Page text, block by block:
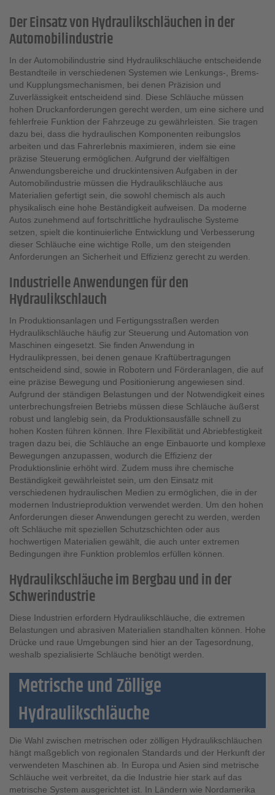
Der Einsatz von Hydraulikschläuchen in der
Automobilindustrie
In der Automobilindustrie sind Hydraulikschläuche entscheidende
Bestandteile in verschiedenen Systemen wie Lenkungs-, Brems-
und Kupplungsmechanismen, bei denen Präzision und
Zuverlässigkeit entscheidend sind. Diese Schläuche müssen
hohen Druckanforderungen gerecht werden, um eine sichere und
fehlerfreie Funktion der Fahrzeuge zu gewährleisten. Sie tragen
dazu bei, dass die hydraulischen Komponenten reibungslos
arbeiten und das Fahrerlebnis maximieren, indem sie eine
präzise Steuerung ermöglichen. Aufgrund der vielfältigen
Anwendungsbereiche und druckintensiven Aufgaben in der
Automobilindustrie müssen die Hydraulikschläuche aus
Materialien gefertigt sein, die sowohl chemisch als auch
physikalisch eine hohe Beständigkeit aufweisen. Da moderne
Autos zunehmend auf fortschrittliche hydraulische Systeme
setzen, spielt die kontinuierliche Entwicklung und Verbesserung
dieser Schläuche eine wichtige Rolle, um den steigenden
Anforderungen an Sicherheit und Effizienz gerecht zu werden.
Industrielle Anwendungen für den
Hydraulikschlauch
In Produktionsanlagen und Fertigungsstraßen werden
Hydraulikschläuche häufig zur Steuerung und Automation von
Maschinen eingesetzt. Sie finden Anwendung in
Hydraulikpressen, bei denen genaue Kraftübertragungen
entscheidend sind, sowie in Robotern und Förderanlagen, die auf
eine präzise Bewegung und Positionierung angewiesen sind.
Aufgrund der ständigen Belastungen und der Notwendigkeit eines
unterbrechungsfreien Betriebs müssen diese Schläuche äußerst
robust und langlebig sein, da Produktionsausfälle schnell zu
hohen Kosten führen können. Ihre Flexibilität und Abriebfestigkeit
tragen dazu bei, die Schläuche an enge Einbauorte und komplexe
Bewegungen anzupassen, wodurch die Effizienz der
Produktionslinie erhöht wird. Zudem muss ihre chemische
Beständigkeit gewährleistet sein, um den Einsatz mit
verschiedenen hydraulischen Medien zu ermöglichen, die in der
modernen Industrieproduktion verwendet werden. Um den hohen
Anforderungen dieser Anwendungen gerecht zu werden, werden
oft Schläuche mit speziellen Schutzschichten oder aus
hochwertigen Materialien gewählt, die auch unter extremen
Bedingungen ihre Funktion problemlos erfüllen können.
Hydraulikschläuche im Bergbau und in der
Schwerindustrie
Diese Industrien erfordern Hydraulikschläuche, die extremen
Belastungen und abrasiven Materialien standhalten können. Hohe
Drücke und raue Umgebungen sind hier an der Tagesordnung,
weshalb spezialisierte Schläuche benötigt werden.
Metrische und Zöllige
Hydraulikschläuche
Die Wahl zwischen metrischen oder zölligen Hydraulikschläuchen
hängt maßgeblich von regionalen Standards und der Herkunft der
verwendeten Maschinen ab. In Europa und Asien sind metrische
Schläuche weit verbreitet, da die Industrie hier stark auf das
metrische System ausgerichtet ist. In Ländern wie Nordamerika